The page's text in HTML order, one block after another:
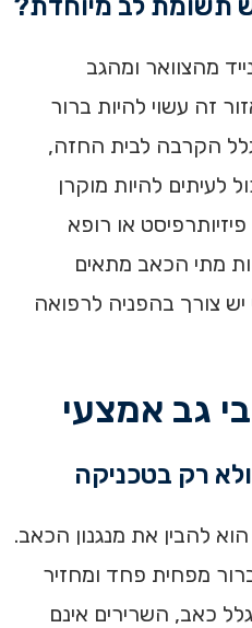
תשומת לב מיוחדת?
מהצוואר ומהגב
זה עשוי להיות ברור
הקרבה לבית החזה,
לעיתים להיות מוקרן
או רופא
מתי הכאב מתאים
צורך בהפניה לרפואה
גב אמצעי
רק בטכניקה
להבין את מנגנון הכאב.
מפחית פחד ומחזיר
כאב, השרירים אינם